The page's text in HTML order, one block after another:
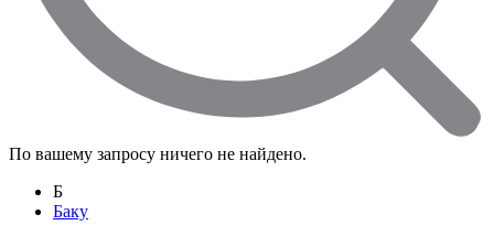
По вашему запросу ничего не найдено.
Б
Баку